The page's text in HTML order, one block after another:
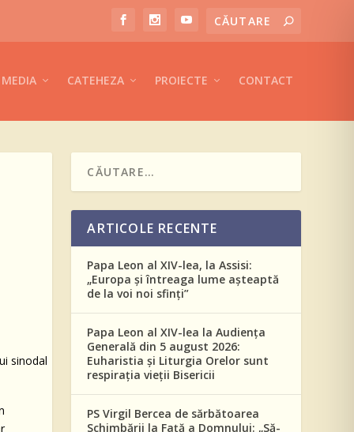
MEDIA CATEHEZA PROIECTE CONTACT
ARTICOLE RECENTE
Papa Leon al XIV-lea, la Assisi:
„Europa și întreaga lume așteaptă
de la voi noi sfinți”
Papa Leon al XIV-lea la Audiența
Generală din 5 august 2026:
Euharistia și Liturgia Orelor sunt
respirația vieții Bisericii
PS Virgil Bercea de sărbătoarea
Schimbării la Față a Domnului: „Să-